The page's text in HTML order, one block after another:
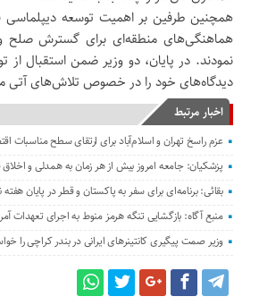
همچنین طرفین بر اهمیت توسعه دیپلماسی
هماهنگی‌های منطقه‌ای برای گسترش صلح
نمودند. در پایان، دو وزیر ضمن استقبال
دیدگاه‌های خود را در خصوص تلاش‌های آتی
اخبار مرتبط
عزم راسخ تهران و اسلام‌آباد برای ارتقای سطح مناسبات
پزشکیان: جامعه امروز بیش از هر زمان به همدلی و اخلاق
بقائی: برنامه‌ای برای سفر به پاکستان و قطر در پایان هفته
منبع آگاه: بازگشایی تنگه هرمز منوط به اجرای تعهدات
وزیر صمت پیگیری کانتینر‌های ایرانی در بندر کراچی را